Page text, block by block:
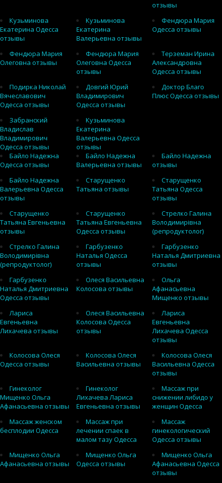
отзывы
Кузьминова
Екатерина Одесса
отзывы
Кузьминова
Екатерина
Валерьевна отзывы
Фендюра Мария
Одесса отзывы
Фендюра Мария
Олеговна отзывы
Фендюра Мария
Олеговна Одесса
отзывы
Терземан Ирина
Александровна
Одесса отзывы
Подирка Николай
Вячеславович
Одесса отзывы
Довгий Юрий
Владимирович
Одесса отзывы
Доктор Благо
Плюс Одесса отзывы
Забранский
Владислав
Владимирович
Одесса отзывы
Кузьминова
Екатерина
Валерьевна Одесса
отзывы
Байло Надежна
Одесса отзывы
Байло Надежна
Валерьевна отзывы
Байло Надежна
отзывы
Байло Надежна
Валерьевна Одесса
отзывы
Старущенко
Татьяна отзывы
Старущенко
Татьяна Одесса
отзывы
Старущенко
Татьяна Евгеньевна
отзывы
Старущенко
Татьяна Евгеньевна
Одесса отзывы
Стрелко Галина
Володимирівна
(репродуктолог)
Стрелко Галина
Володимирівна
(репродуктолог)
Гарбузенко
Наталья Одесса
отзывы
Гарбузенко
Наталья Дмитриевна
отзывы
Гарбузенко
Наталья Дмитриевна
Одесса отзывы
Олеся Васильевна
Колосова отзывы
Ольга
Афанасьевна
Мищенко отзывы
Лариса
Евгеньевна
Лихачева отзывы
Олеся Васильевна
Колосова Одесса
отзывы
Лариса
Евгеньевна
Лихачева Одесса
отзывы
Колосова Олеся
Одесса отзывы
Колосова Олеся
Васильевна отзывы
Колосова Олеся
Васильевна Одесса
отзывы
Гинеколог
Мищенко Ольга
Афанасьевна отзывы
Гинеколог
Лихачева Лариса
Евгеньевна отзывы
Массаж при
снижении либидо у
женщин Одесса
Массаж женском
бесплодии Одесса
Массаж при
лечении спаек в
малом тазу Одесса
Массаж
гинекологический
Одесса отзывы
Мищенко Ольга
Афанасьевна отзывы
Мищенко Ольга
Одесса отзывы
Мищенко Ольга
Афанасьевна Одесса
отзывы